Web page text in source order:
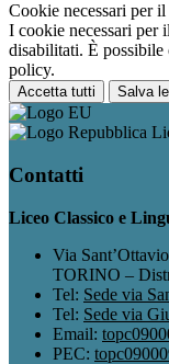
Cookie necessari per
I cookie necessari per
disabilitati. È possibile
policy.
Accetta tutti Salva
Contatti
Liceo Classico e
Via
TORINO –
Tel: Sede via
Tel: Sede via
Email:
PEC: